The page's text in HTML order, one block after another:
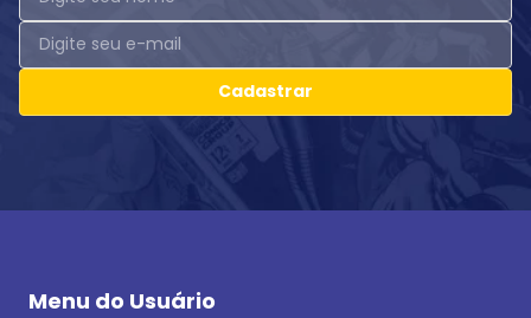
Cadastrar
Menu do Usuário